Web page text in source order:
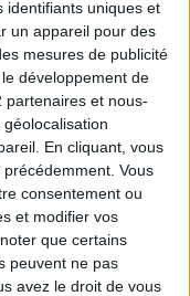
identifiants uniques et
un appareil pour des
mesures de publicité
développement de
partenaires et nous-
En cliquant, vous
Vous
consentement ou
et modifier vos
que certains
peuvent ne pas
avez le droit de vous
AU PANIER
grammaire,
adultes
en français,
réalise des
autour de
à la vie quotidienne,
consacré à l'exploration
des exercices de
des points
des activités associées